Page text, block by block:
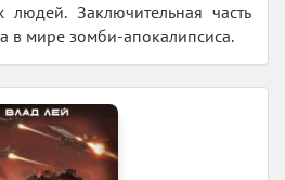
Заключительная часть
в мире зомби-апокалипсиса.